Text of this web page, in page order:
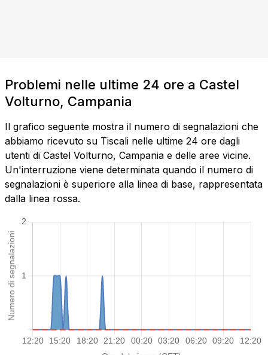
Problemi nelle ultime 24 ore a Castel
Volturno, Campania
Il grafico seguente mostra il numero di segnalazioni che
abbiamo ricevuto su Tiscali nelle ultime 24 ore dagli
utenti di Castel Volturno, Campania e delle aree vicine.
Un'interruzione viene determinata quando il numero di
segnalazioni è superiore alla linea di base, rappresentata
dalla linea rossa.